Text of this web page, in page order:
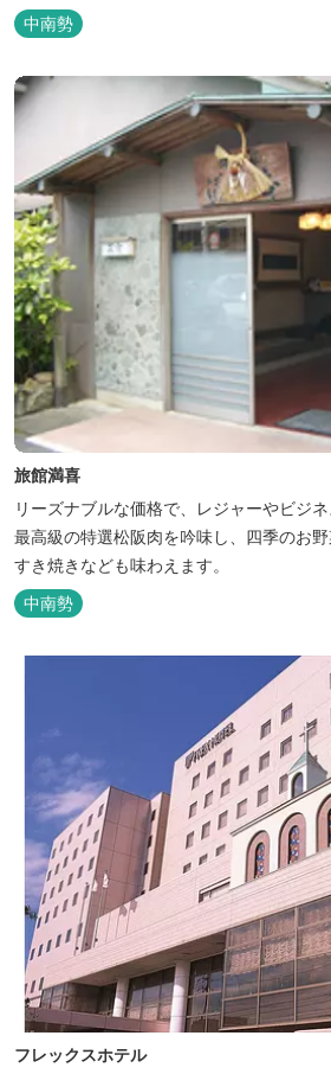
から4〜6名で泊まれる和洋室まで幅広く
選べます。 天然温泉の大浴場・露天風呂、ロウリュ式サウナで体を
朝は、レス...
中南勢
旅館満喜
リーズナブルな価格で、レジャーやビジネ
最高級の特選松阪肉を吟味し、四季のお
すき焼きなども味わえます。
中南勢
フレックスホテル